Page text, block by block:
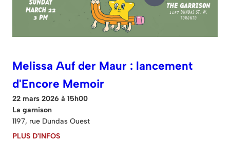
Melissa Auf der Maur : lancement
d'Encore Memoir
22 mars 2026 à 15h00
La garnison
1197, rue Dundas Ouest
PLUS D'INFOS